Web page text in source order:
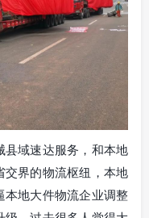
域速达服务，和本地
交界的物流枢纽，本地
本地大件物流企业调整